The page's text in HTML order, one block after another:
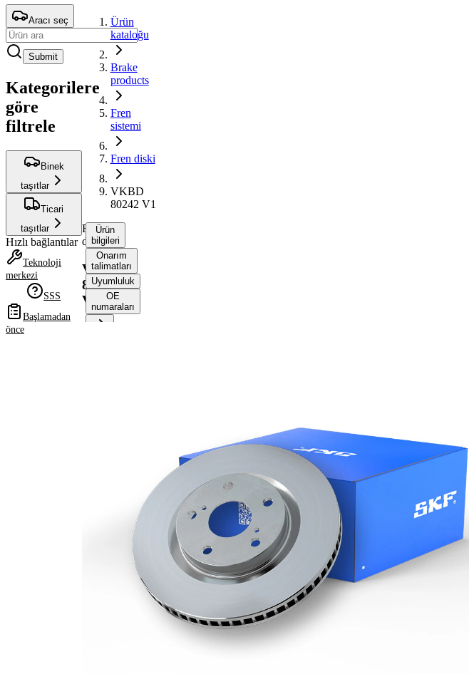
Aracı seç
Submit
Kategorilere
göre
filtrele
Binek
taşıtlar
Ticari
taşıtlar
Hızlı bağlantılar
Teknoloji
merkezi
SSS
Başlamadan
önce
Ürün
kataloğu
Brake
products
Fren
sistemi
Fren diski
VKBD
80242 V1
Fren
diski
VKBD
80242
V1
Ürün
bilgileri
Onarım
talimatları
Uyumluluk
OE
numaraları
312 mm
Delik sayısı
Merkezleme
68 mm
112 mm
Kaplamalı